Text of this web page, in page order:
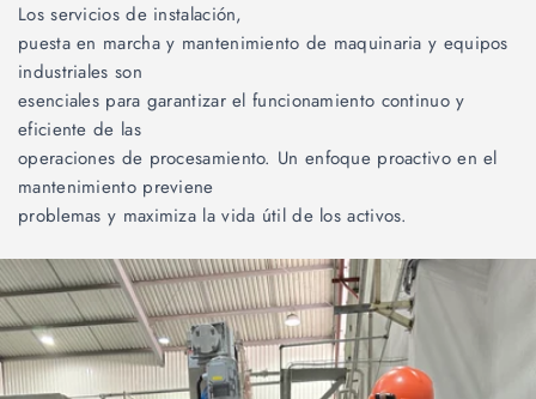
Los servicios de instalación,
puesta en marcha y mantenimiento de maquinaria y equipos
industriales son
esenciales para garantizar el funcionamiento continuo y
eficiente de las
operaciones de procesamiento. Un enfoque proactivo en el
mantenimiento previene
problemas y maximiza la vida útil de los activos.